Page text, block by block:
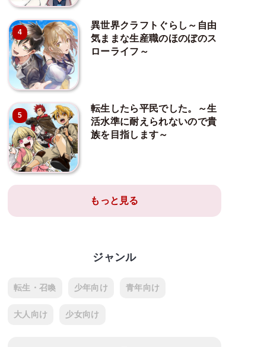
4
異世界クラフトぐらし～自由
気ままな生産職のほのぼのス
ローライフ～
5
転生したら平民でした。～生
活水準に耐えられないので貴
族を目指します～
もっと見る
ジャンル
転生・召喚 少年向け 青年向け
大人向け 少女向け